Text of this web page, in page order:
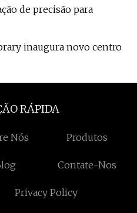
de precisão para
inaugura novo centro
RÁPIDA
Nós Produtos
Contate-Nos
Privacy Policy